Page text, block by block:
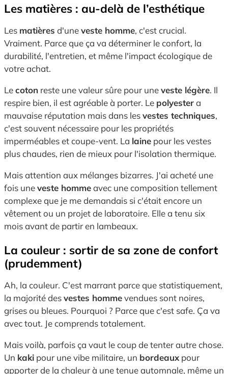
Les matières : au-delà de l’esthétique
Les matières d'uneveste homme, c'est crucial.
Vraiment. Parce que ça va déterminer le confort, la
durabilité, l'entretien, et même l'impact écologique de
votre achat.
Lecoton reste une valeur sûre pour uneveste légère. Il
respire bien, il est agréable à porter. Le polyestera
mauvaise réputation mais dans lesvestes techniques,
c'est souvent nécessaire pour les propriétés
imperméables et coupe-vent. La laine pour les vestes
plus chaudes, rien de mieux pour l'isolation thermique.
Mais attention aux mélanges bizarres. J'ai acheté une
fois uneveste hommeavec une composition tellement
complexe que je me demandais si c'était encore un
vêtement ou un projet de laboratoire. Elle a tenu six
mois avant de partir en lambeaux.
La couleur : sortir de sa zone de confort
(prudemment)
Ah, la couleur. C'est marrant parce que statistiquement,
la majorité desvestes hommevendues sont noires,
grises ou bleues. Pourquoi ? Parce que c'est safe. Ça va
avec tout. Je comprends totalement.
Mais voilà, parfois ça vaut le coup de tenter autre chose.
Un kaki pour une vibe militaire, un bordeaux pour
apporter de la chaleur à une tenue automnale, même un